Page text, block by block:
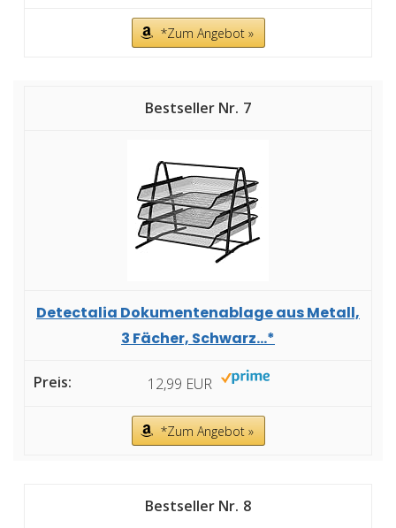
*Zum Angebot »
7
Detectalia Dokumentenablage aus Metall,
3 Fächer, Schwarz...*
12,99 EUR
*Zum Angebot »
8